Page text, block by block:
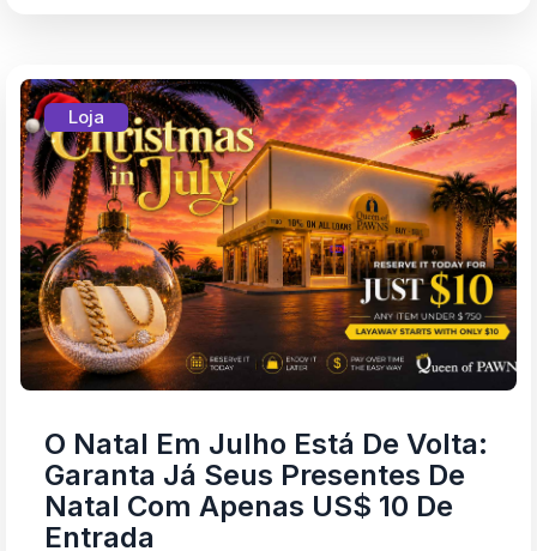
Loja
O Natal Em Julho Está De Volta:
Garanta Já Seus Presentes De
Natal Com Apenas US$ 10 De
Entrada